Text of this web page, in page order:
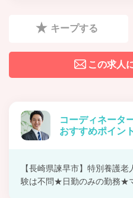
キープする
この求人
コーディネータ
おすすめポイント
【長崎県諫早市】特別養護
験は不問★日勤のみの勤務★